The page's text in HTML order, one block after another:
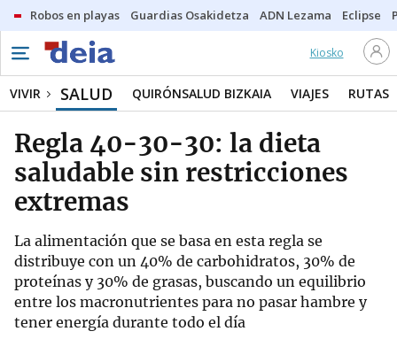
Robos en playas Guardias Osakidetza ADN Lezama Eclipse
Kiosko
VIVIR SALUD QUIRÓNSALUD BIZKAIA VIAJES RUTAS
Regla 40-30-30: la dieta
saludable sin restricciones
extremas
La alimentación que se basa en esta regla se
distribuye con un 40% de carbohidratos, 30% de
proteínas y 30% de grasas, buscando un equilibrio
entre los macronutrientes para no pasar hambre y
tener energía durante todo el día